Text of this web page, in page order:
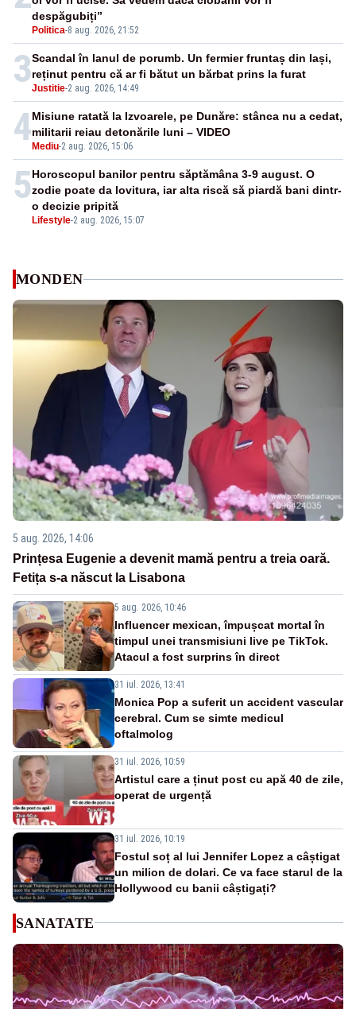
Politica-8 aug. 2026, 21:52
despăgubiți”
3Justitie-2 aug. 2026, 14:49
Scandal în lanul de porumb. Un fermier fruntaș din Iași,
reținut pentru că ar fi bătut un bărbat prins la furat
4 Mediu-2 aug. 2026, 15:06
Misiune ratată la Izvoarele, pe Dunăre: stânca nu a cedat,
militarii reiau detonările luni – VIDEO
5
Lifestyle-2 aug. 2026, 15:07
Horoscopul banilor pentru săptămâna 3-9 august. O
zodie poate da lovitura, iar alta riscă să piardă bani dintr-
o decizie pripită
MONDEN
5 aug. 2026, 14:06
Prințesa Eugenie a devenit mamă pentru a treia oară.
Fetița s-a născut la Lisabona
5 aug. 2026, 10:46
Influencer mexican, împușcat mortal în
timpul unei transmisiuni live pe TikTok.
Atacul a fost surprins în direct
31 iul. 2026, 13:41
Monica Pop a suferit un accident vascular
cerebral. Cum se simte medicul
oftalmolog
31 iul. 2026, 10:59
Artistul care a ținut post cu apă 40 de zile,
operat de urgență
31 iul. 2026, 10:19
Fostul soț al lui Jennifer Lopez a câștigat
un milion de dolari. Ce va face starul de la
Hollywood cu banii câștigați?
SANATATE